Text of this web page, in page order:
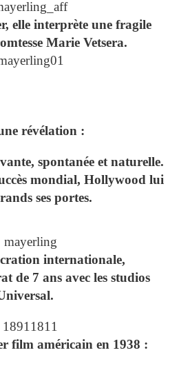
elle interprète une fragile
Marie Vetsera.
révélation :
spontanée et naturelle.
mondial, Hollywood lui
ses portes.
internationale,
de 7 ans avec les studios
film américain en 1938 :